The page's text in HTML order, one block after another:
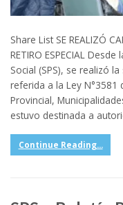
Share List SE REALIZÓ
RETIRO ESPECIAL
Social (SPS), se realizó
referida a la Ley N°3581
Provincial,
estuvo destinada a
Continue Reading...